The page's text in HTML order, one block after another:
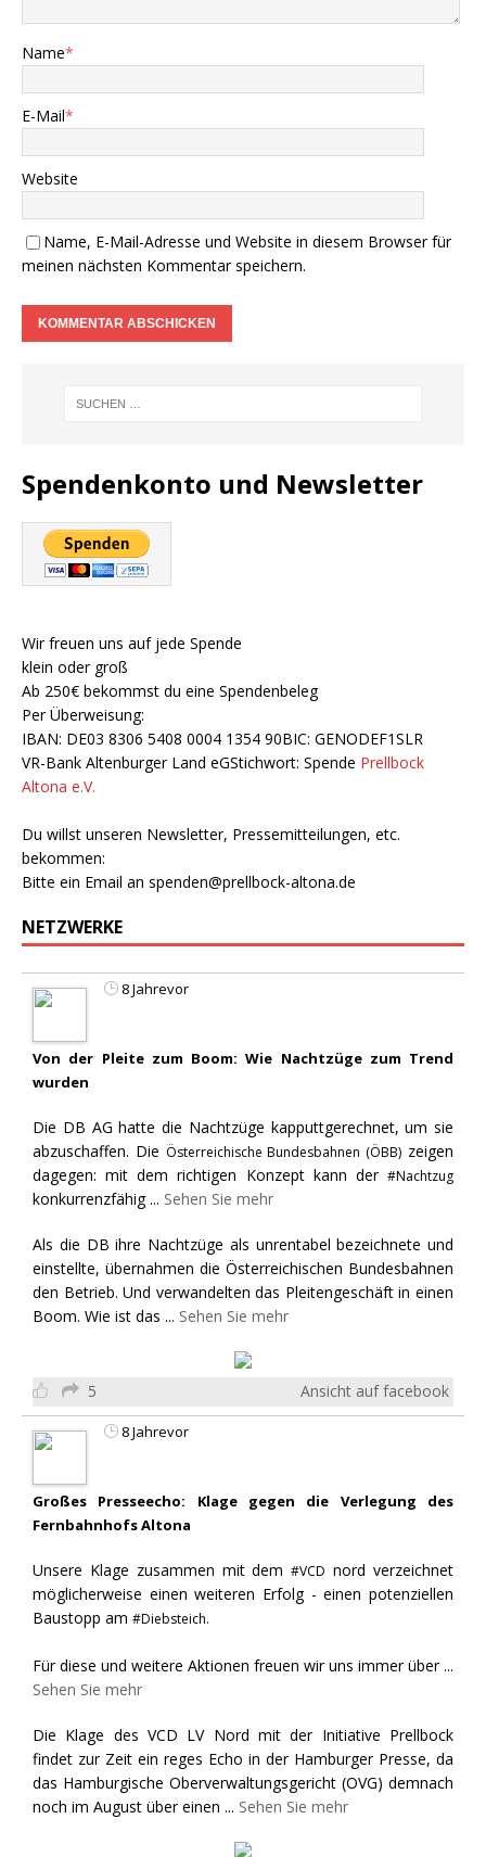
Name*
E-Mail*
Website
Name, E-Mail-Adresse und Website in diesem Browser für
meinen nächsten Kommentar speichern.
Spendenkonto und Newsletter
Wir freuen uns auf jede Spende
klein oder groß
Ab 250€ bekommst du eine Spendenbeleg
Per Überweisung:
IBAN: DE03 8306 5408 0004 1354 90BIC: GENODEF1SLR
VR-Bank Altenburger Land eGStichwort: Spende Prellbock
Altona e.V.
Du willst unseren Newsletter, Pressemitteilungen, etc.
bekommen:
Bitte ein Email an spenden@prellbock-altona.de
NETZWERKE
8 Jahrevor
Von der Pleite zum Boom: Wie Nachtzüge zum Trend
wurden
Die DB AG hatte die Nachtzüge kapputtgerechnet, um sie
abzuschaffen. Die Österreichische Bundesbahnen (ÖBB) zeigen
dagegen: mit dem richtigen Konzept kann der #Nachtzug
konkurrenzfähig ... Sehen Sie mehr
Als die DB ihre Nachtzüge als unrentabel bezeichnete und
einstellte, übernahmen die Österreichischen Bundesbahnen
den Betrieb. Und verwandelten das Pleitengeschäft in einen
Boom. Wie ist das ... Sehen Sie mehr
5 Ansicht auf facebook
8 Jahrevor
Großes Presseecho: Klage gegen die Verlegung des
Fernbahnhofs Altona
Unsere Klage zusammen mit dem#VCD nord verzeichnet
möglicherweise einen weiteren Erfolg - einen potenziellen
Baustopp am #Diebsteich.
Für diese und weitere Aktionen freuen wir uns immer über ...
Sehen Sie mehr
Die Klage des VCD LV Nord mit der Initiative Prellbock
findet zur Zeit ein reges Echo in der Hamburger Presse, da
das Hamburgische Oberverwaltungsgericht (OVG) demnach
noch im August über einen ... Sehen Sie mehr